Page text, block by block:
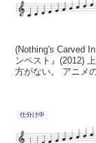
(Nothing's Carved
ンペスト』(2012)
方がない。 アニメ
仕分け中